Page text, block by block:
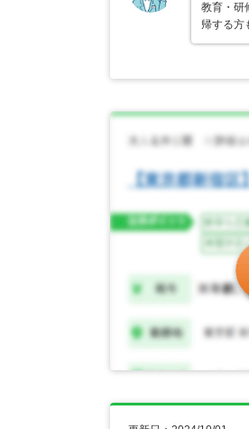
教育・研
帰する方